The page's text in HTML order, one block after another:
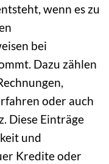
wenn es zu
bei
Dazu zählen
oder auch
Diese Einträge
und
Kredite oder